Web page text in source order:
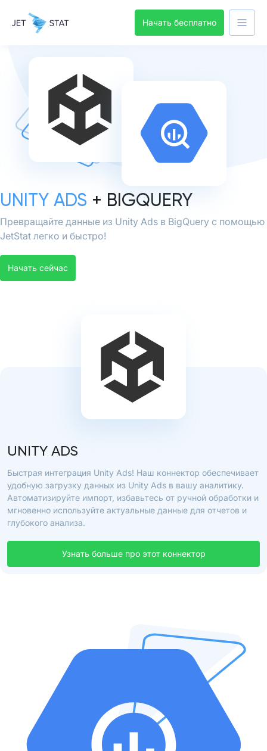
Начать бесплатно
UNITY ADS + BIGQUERY
Превращайте данные из Unity Ads в BigQuery с помощью
JetStat легко и быстро!
Начать сейчас
UNITY ADS
Быстрая интеграция Unity Ads! Наш коннектор обеспечивает
удобную загрузку данных из Unity Ads в вашу аналитику.
Автоматизируйте импорт, избавьтесь от ручной обработки и
мгновенно используйте актуальные данные для отчетов и
глубокого анализа.
Узнать больше про этот коннектор